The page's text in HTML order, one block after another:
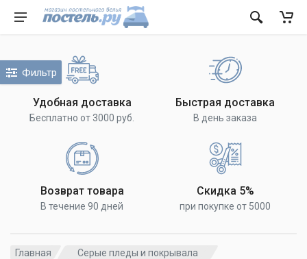
Удобная доставка
Бесплатно от 3000 руб.
Быстрая доставка
В день заказа
Возврат товара
В течение 90 дней
Скидка 5%
при покупке от 5000
Главная Серые пледы и покрывала
Фильтр